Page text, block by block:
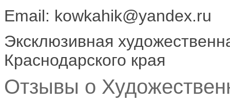
Email: kowkahik@yandex.ru
Эксклюзивная
Краснодарского края
Отзывы о